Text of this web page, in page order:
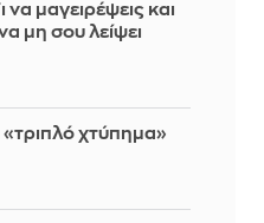
να μαγειρέψεις και
μη σου λείψει
«τριπλό χτύπημα»